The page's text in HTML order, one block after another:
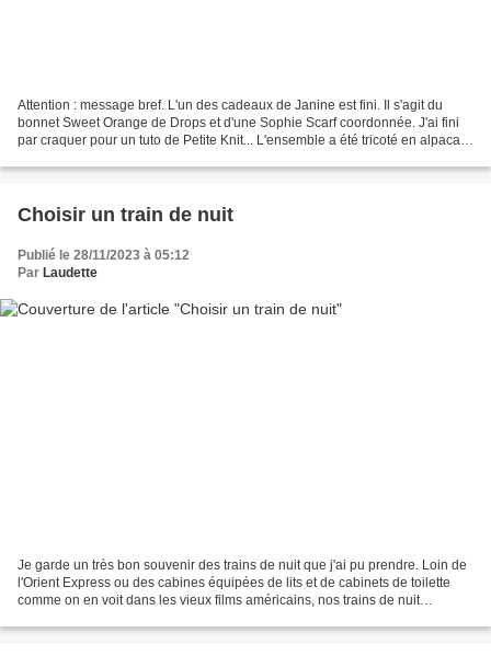
Attention : message bref. L'un des cadeaux de Janine est fini. Il s'agit du
bonnet Sweet Orange de Drops et d'une Sophie Scarf coordonnée. J'ai fini
par craquer pour un tuto de Petite Knit... L'ensemble a été tricoté en alpaca
Choisir un train de nuit
Publié le 28/11/2023 à 05:12
Par Laudette
Je garde un très bon souvenir des trains de nuit que j'ai pu prendre. Loin de
l'Orient Express ou des cabines équipées de lits et de cabinets de toilette
comme on en voit dans les vieux films américains, nos trains de nuit